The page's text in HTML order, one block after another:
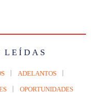
LEÍDAS
ADELANTOS
OPORTUNIDADES